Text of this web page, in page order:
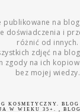
publikowane na
doświadczenia i
różnić od innych.
zdjęć na
zgody na ich
bez mojej wiedzy.
KOSMETYCZNY. BLOG
W WIEKU 35+. ,